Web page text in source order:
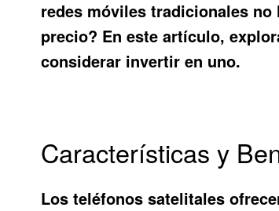
redes móviles tradicionales
precio? En este artículo,
considerar invertir en uno.
Características y
Los teléfonos satelitales